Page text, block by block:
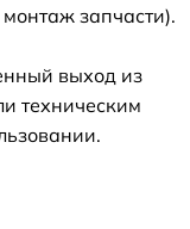
запчасти).
выход из
техническим